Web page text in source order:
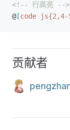
<!-- 行高亮 -->
@ [code js{2,4-
贡献者